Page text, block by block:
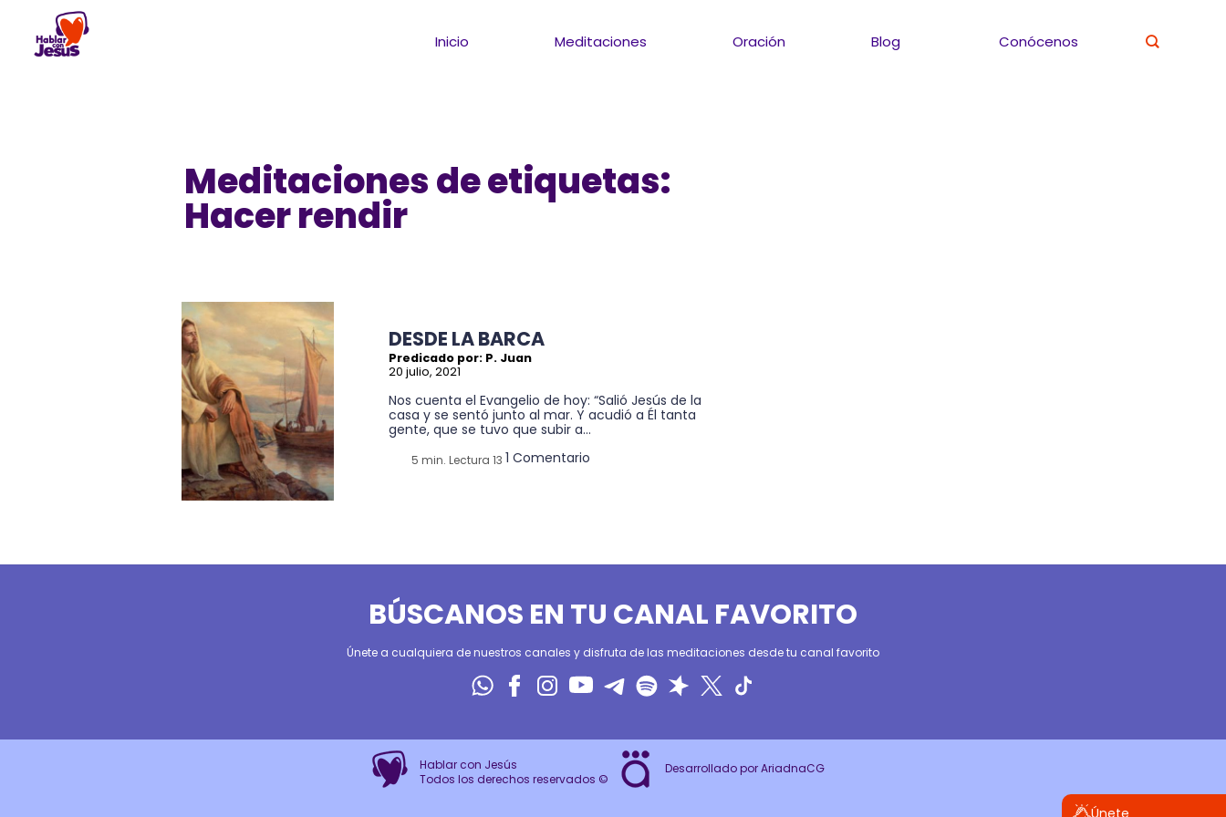
content
Inicio Meditaciones Oración Blog Conócenos
Meditaciones de etiquetas:
Hacer rendir
DESDE LA BARCA
Predicado por: P. Juan
20 julio, 2021
Nos cuenta el Evangelio de hoy: “Salió Jesús de la
casa y se sentó junto al mar. Y acudió a Él tanta
gente, que se tuvo que subir a...
5 min. Lectura 13 1 Comentario
BÚSCANOS EN TU CANAL FAVORITO
Únete a cualquiera de nuestros canales y disfruta de las meditaciones desde tu canal favorito
Hablar con Jesús
Todos los derechos reservados ©
Desarrollado por AriadnaCG
Únete